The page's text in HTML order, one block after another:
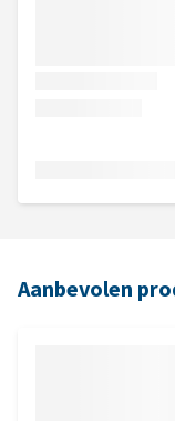
Aanbevolen